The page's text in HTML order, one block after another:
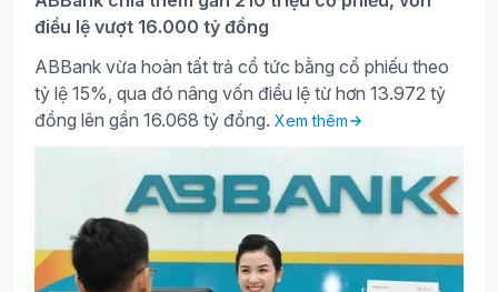
điều lệ vượt 16.000 tỷ đồng
ABBank vừa hoàn tất trả cổ tức bằng cổ phiếu theo
tỷ lệ 15%, qua đó nâng vốn điều lệ từ hơn 13.972 tỷ
đồng lên gần 16.068 tỷ đồng. Xem thêm